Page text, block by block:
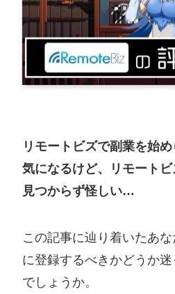
リモートビズで副業を始め
気になるけど、リモート
見つからず怪しい…
この記事に辿り着いたあ
に登録するべきかどうか
でしょうか。